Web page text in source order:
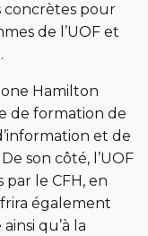
concrètes pour
de l’UOF et
Hamilton
de formation de
et de
son côté, l’UOF
le CFH, en
également
qu’à la